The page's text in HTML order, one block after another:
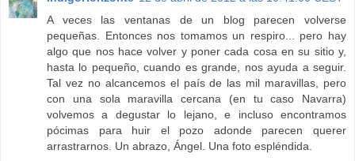
A veces las ventanas de un blog parecen volverse
pequeñas. Entonces nos tomamos un respiro... pero hay
algo que nos hace volver y poner cada cosa en su sitio y,
hasta lo pequeño, cuando es grande, nos ayuda a seguir.
Tal vez no alcancemos el país de las mil maravillas, pero
con una sola maravilla cercana (en tu caso Navarra)
volvemos a degustar lo lejano, e incluso encontramos
pócimas para huir el pozo adonde parecen querer
arrastrarnos. Un abrazo, Ángel. Una foto espléndida.